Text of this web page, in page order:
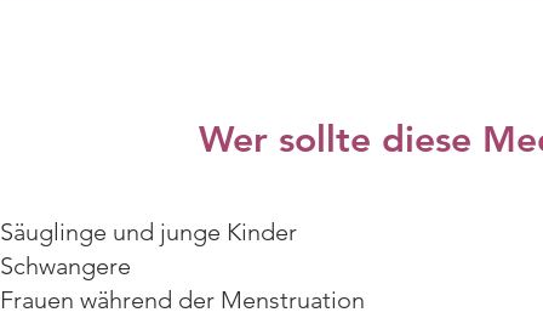
Wer sollte diese
Säuglinge und junge Kinder
Schwangere
Frauen während der Menstruation